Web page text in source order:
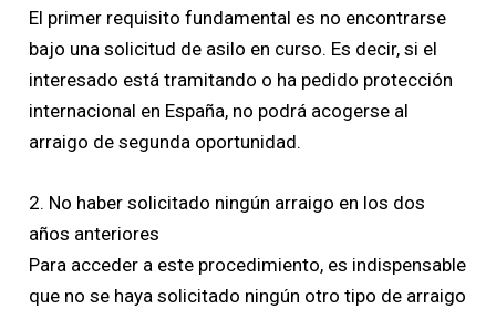
El primer requisito fundamental es no encontrarse
bajo una solicitud de asilo en curso. Es decir, si el
interesado está tramitando o ha pedido protección
internacional en España, no podrá acogerse al
arraigo de segunda oportunidad.
2. No haber solicitado ningún arraigo en los dos
años anteriores
Para acceder a este procedimiento, es indispensable
que no se haya solicitado ningún otro tipo de arraigo